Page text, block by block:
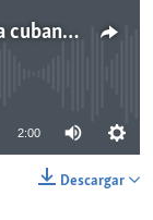
Resaltan ausencia de garantías para cubanos que inviertan en la isla
2:00
Descargar